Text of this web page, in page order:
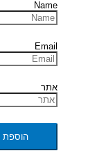
Name
Email
אתר